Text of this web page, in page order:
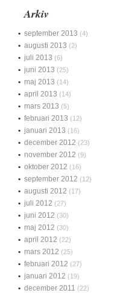
Arkiv
september 2013 (4)
augusti 2013 (2)
juli 2013 (6)
juni 2013 (25)
maj 2013 (14)
april 2013 (14)
mars 2013 (5)
februari 2013 (12)
januari 2013 (16)
december 2012 (23)
november 2012 (9)
oktober 2012 (16)
september 2012 (12)
augusti 2012 (17)
juli 2012 (27)
juni 2012 (30)
maj 2012 (30)
april 2012 (22)
mars 2012 (25)
februari 2012 (27)
januari 2012 (19)
december 2011 (22)